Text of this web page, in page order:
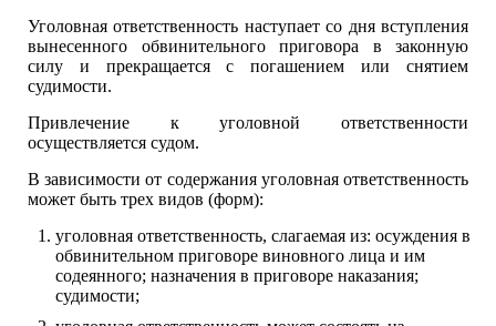
Уголовная ответственность наступает со дня вступления
вынесенного обвинительного приговора в законную
силу и прекращается с погашением или снятием
судимости.
Привлечение к уголовной ответственности
осуществляется судом.
В зависимости от содержания уголовная ответственность
может быть трех видов (форм):
уголовная ответственность, слагаемая из: осуждения в
обвинительном приговоре виновного лица и им
содеянного; назначения в приговоре наказания;
судимости;